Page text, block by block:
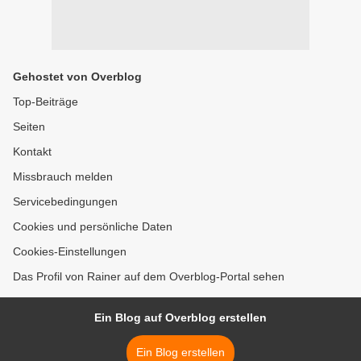
Gehostet von Overblog
Top-Beiträge
Seiten
Kontakt
Missbrauch melden
Servicebedingungen
Cookies und persönliche Daten
Cookies-Einstellungen
Das Profil von Rainer auf dem Overblog-Portal sehen
Ein Blog auf Overblog erstellen
Ein Blog erstellen